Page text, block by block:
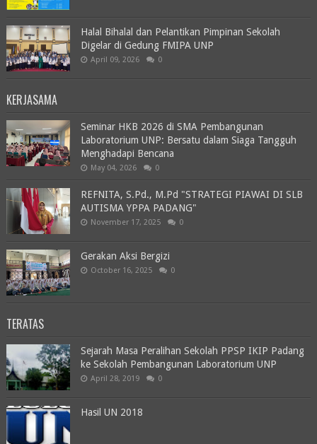
Halal Bihalal dan Pelantikan Pimpinan Sekolah
Digelar di Gedung FMIPA UNP
April 09, 2026 0
KERJASAMA
Seminar HKB 2026 di SMA Pembangunan
Laboratorium UNP: Bersatu dalam Siaga Tangguh
Menghadapi Bencana
May 04, 2026 0
REFNITA, S.Pd., M.Pd "STRATEGI PIAWAI DI SLB
AUTISMA YPPA PADANG"
November 17, 2025 0
Gerakan Aksi Bergizi
October 16, 2025 0
TERATAS
Sejarah Masa Peralihan Sekolah PPSP IKIP Padang
ke Sekolah Pembangunan Laboratorium UNP
April 28, 2019 0
Hasil UN 2018